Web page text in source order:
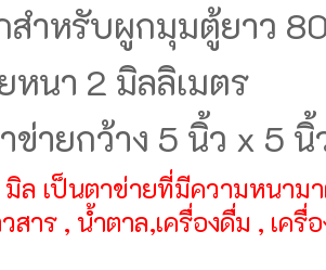
สำหรับผูกมุมตู้ยาว
หนา 2 มิลลิเมตร
ข่ายกว้าง 5 นิ้ว x 5 นิ้
ล เป็นตาข่ายที่มีความหนาม
สาร , น้ำตาล,เครื่องดื่ม , เค